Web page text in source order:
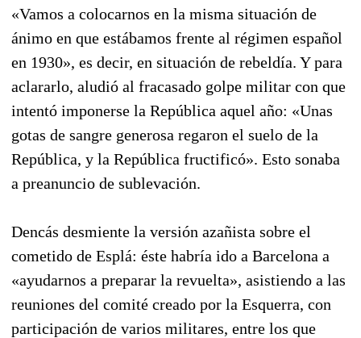
«Vamos a colocarnos en la misma situación de
ánimo en que estábamos frente al régimen español
en 1930», es decir, en situación de rebeldía. Y para
aclararlo, aludió al fracasado golpe militar con que
intentó imponerse la República aquel año: «Unas
gotas de sangre generosa regaron el suelo de la
República, y la República fructificó». Esto sonaba
a preanuncio de sublevación.
Dencás desmiente la versión azañista sobre el
cometido de Esplá: éste habría ido a Barcelona a
«ayudarnos a preparar la revuelta», asistiendo a las
reuniones del comité creado por la Esquerra, con
participación de varios militares, entre los que